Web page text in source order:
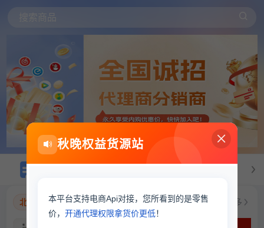
搜索商品
北京 正在热映 更多
秋晚权益货源站
本平台支持电商Api对接，您所看到的是零售
价， 开通代理权限拿货价更低！